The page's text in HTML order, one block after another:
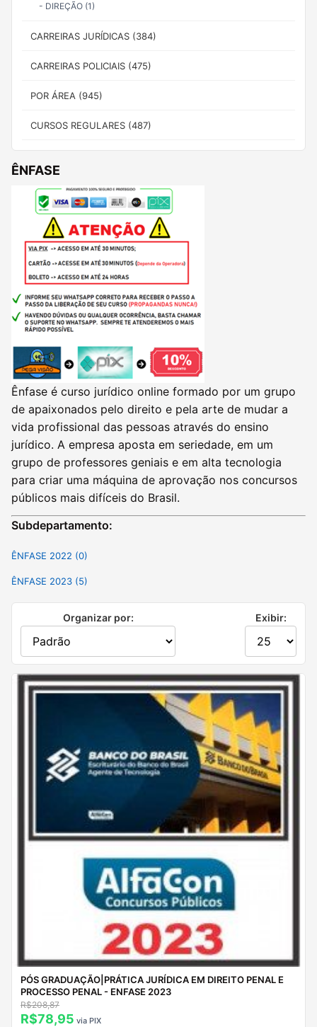
- DIREÇÃO (1)
CARREIRAS JURÍDICAS (384)
CARREIRAS POLICIAIS (475)
POR ÁREA (945)
CURSOS REGULARES (487)
ÊNFASE
Ênfase é curso jurídico online formado por um grupo
de apaixonados pelo direito e pela arte de mudar a
vida profissional das pessoas através do ensino
jurídico. A empresa aposta em seriedade, em um
grupo de professores geniais e em alta tecnologia
para criar uma máquina de aprovação nos concursos
públicos mais difíceis do Brasil.
Subdepartamento:
ÊNFASE 2022 (0)
ÊNFASE 2023 (5)
Organizar por: Exibir:
PÓS GRADUAÇÃO|PRÁTICA JURÍDICA EM DIREITO PENAL E
PROCESSO PENAL - ENFASE 2023
R$208,87
R$78,95 via PIX